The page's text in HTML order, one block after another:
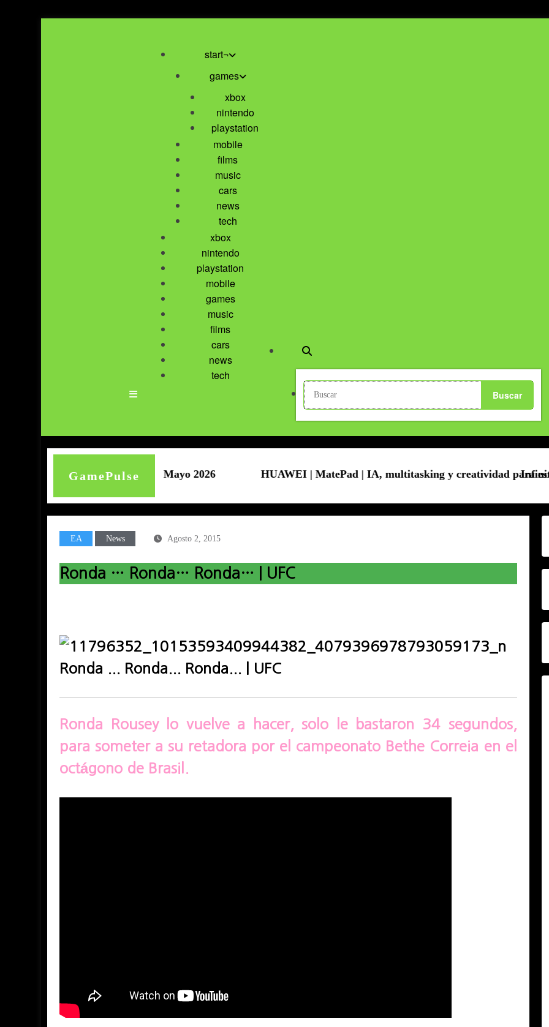
start¬
games
xbox
nintendo
playstation
mobile
films
music
cars
news
tech
xbox
nintendo
playstation
mobile
games
music
films
cars
news
tech
GamePulse
| Descuentos | Mayo 2026 HUAWEI | MatePad | IA, multitasking y creatividad para estudiantes
Infinix lanza el GT
EA News Agosto 2, 2015
Ronda … Ronda… Ronda… | UFC
Ronda Rousey lo vuelve a hacer, solo le bastaron 34 segundos,
para someter a su retadora por el campeonato Bethe Correia en el
octágono de Brasil.